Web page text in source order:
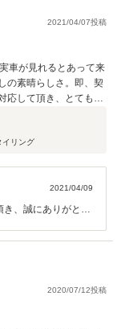
2021/04/07投稿
車が見れるとあって来
の素晴らしさ。即、契
応して頂き、とても感
ございました。
リング
2021/04/09
、誠にありがとう
るように精一杯努
来店頂ければと思
2020/07/12投稿